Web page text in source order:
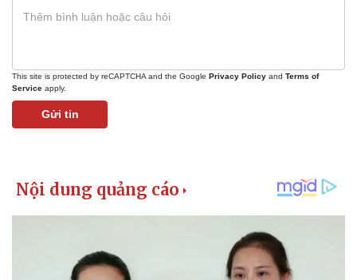
This site is protected by reCAPTCHA and the Google Privacy Policy and Terms of
Service apply.
Gửi tin